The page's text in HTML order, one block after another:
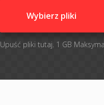
Wybierz pliki
Upuść pliki tutaj. 1 GB